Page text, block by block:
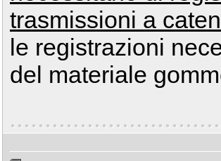
trasmissioni a
le registrazioni
del materiale